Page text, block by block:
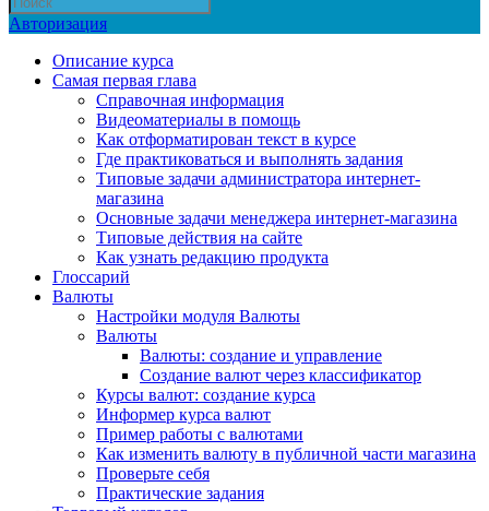
Авторизация
Описание курса
Самая первая глава
Справочная информация
Видеоматериалы в помощь
Как отформатирован текст в курсе
Где практиковаться и выполнять задания
Типовые задачи администратора интернет-
магазина
Основные задачи менеджера интернет-магазина
Типовые действия на сайте
Как узнать редакцию продукта
Глоссарий
Валюты
Настройки модуля Валюты
Валюты
Валюты: создание и управление
Создание валют через классификатор
Курсы валют: создание курса
Информер курса валют
Пример работы с валютами
Как изменить валюту в публичной части магазина
Проверьте себя
Практические задания